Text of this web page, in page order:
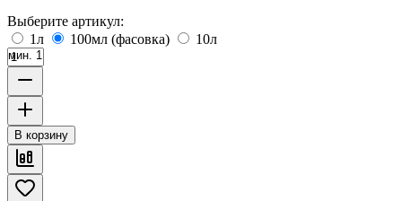
Выберите артикул:
1л
100мл (фасовка) 10л
мин. 1
В корзину